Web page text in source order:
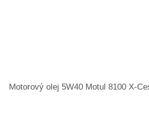
Motorový olej 5W40 Motul 8100 X-